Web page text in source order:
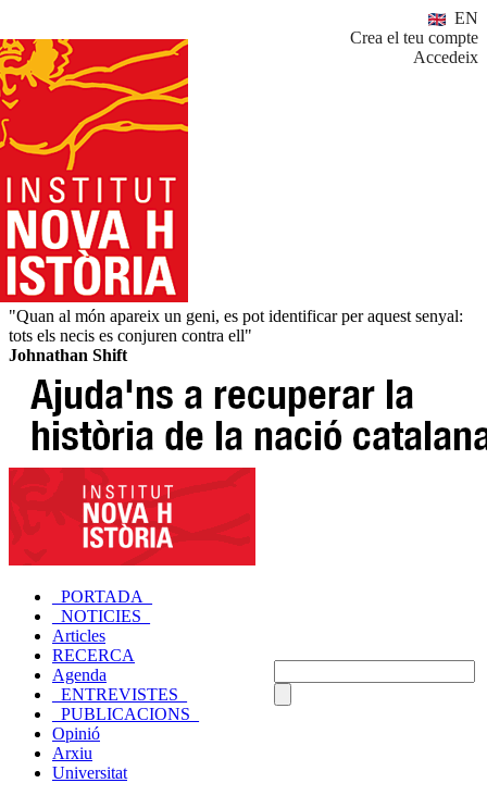
EN
Crea el teu compte
Accedeix
"Quan al món apareix un geni, es pot identificar per aquest senyal:
tots els necis es conjuren contra ell"
Johnathan Shift
_PORTADA_
_NOTICIES_
Articles
RECERCA
Agenda
_ENTREVISTES_
_PUBLICACIONS_
Opinió
Arxiu
Universitat